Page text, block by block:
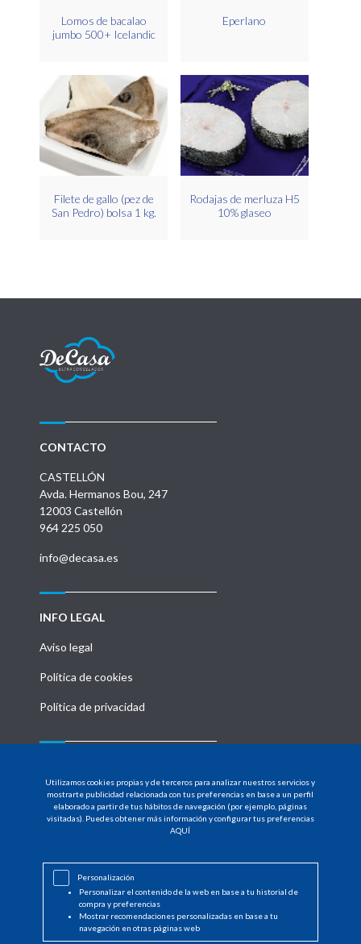
Utilizamos cookies propias y de terceros para analizar nuestros servicios y
mostrarte publicidad relacionada con tus preferencias en base a un perfil
elaborado a partir de tus hábitos de navegación (por ejemplo, páginas
visitadas). Puedes obtener más información y configurar tus preferencias
AQUÍ
Personalización
Personalizar el contenido de la web en base a tu historial de
compra y preferencias
Mostrar recomendaciones personalizadas en base a tu
navegación en otras páginas web
Lomos de bacalao
jumbo 500+ Icelandic
Eperlano
Filete de gallo (pez de
San Pedro) bolsa 1 kg.
Rodajas de merluza H5
10% glaseo
CONTACTO
CASTELLÓN
Avda. Hermanos Bou, 247
12003 Castellón
964 225 050
info@decasa.es
INFO LEGAL
Aviso legal
Política de cookies
Política de privacidad
HOME
PRODUCTOS
NOTICIAS
CONTACTO